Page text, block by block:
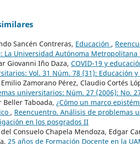
Sancén Contreras, Educación ,
La Universidad Autónoma Metropolitana
Giovanni Iño Daza, COVID-19 y
Vol. 31 Núm. 78 (31): Educación y
Zamorano Pérez, Claudio Cortés
universitarios: Núm. 27 (2006): No.
Beller Taboada, ¿Cómo un marco
, Reencuentro. Análisis de problemas
en los posgrados II
Consuelo Chapela Mendoza, Edgar
25 años de Formación Docente en la